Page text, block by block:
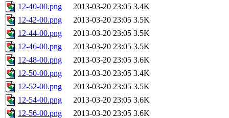
12-40-00.png
2013-03-20 23:05 3.4K
12-42-00.png
2013-03-20 23:05 3.5K
12-44-00.png
2013-03-20 23:05 3.5K
12-46-00.png
2013-03-20 23:05 3.5K
12-48-00.png
2013-03-20 23:05 3.6K
12-50-00.png
2013-03-20 23:05 3.4K
12-52-00.png
2013-03-20 23:05 3.5K
12-54-00.png
2013-03-20 23:05 3.6K
12-56-00.png
2013-03-20 23:05 3.6K